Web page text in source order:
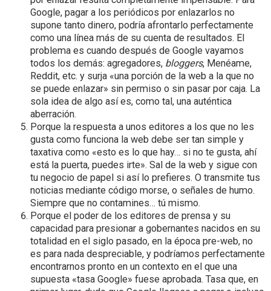
Google, pagar a los periódicos por enlazarlos no
supone tanto dinero, podría afrontarlo perfectamente
como una línea más de su cuenta de resultados. El
problema es cuando después de Google vayamos
todos los demás: agregadores, bloggers, Menéame,
Reddit, etc. y surja «una porción de la web a la que no
se puede enlazar» sin permiso o sin pasar por caja. La
sola idea de algo así es, como tal, una auténtica
aberración.
Porque la respuesta a unos editores a los que no les
gusta como funciona la web debe ser tan simple y
taxativa como «esto es lo que hay… si no te gusta, ahí
está la puerta, puedes irte». Sal de la web y sigue con
tu negocio de papel si así lo prefieres. O transmite tus
noticias mediante código morse, o señales de humo.
Siempre que no contamines… tú mismo.
Porque el poder de los editores de prensa y su
capacidad para presionar a gobernantes nacidos en su
totalidad en el siglo pasado, en la época pre-web, no
es para nada despreciable, y podríamos perfectamente
encontrarnos pronto en un contexto en el que una
supuesta «tasa Google» fuese aprobada. Tasa que, en